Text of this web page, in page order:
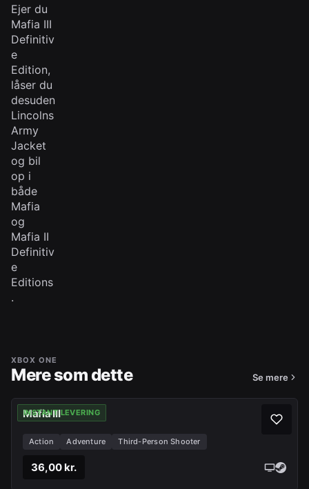
Ejer du
Mafia III
Definitiv
e
Edition,
låser du
desuden
Lincolns
Army
Jacket
og bil
op i
både
Mafia
og
Mafia II
Definitiv
e
Editions
.
XBOX ONE
Mere som dette Se mere
INSTANT LEVERING
Mafia III
Action Adventure Third-Person Shooter
36,00 kr.